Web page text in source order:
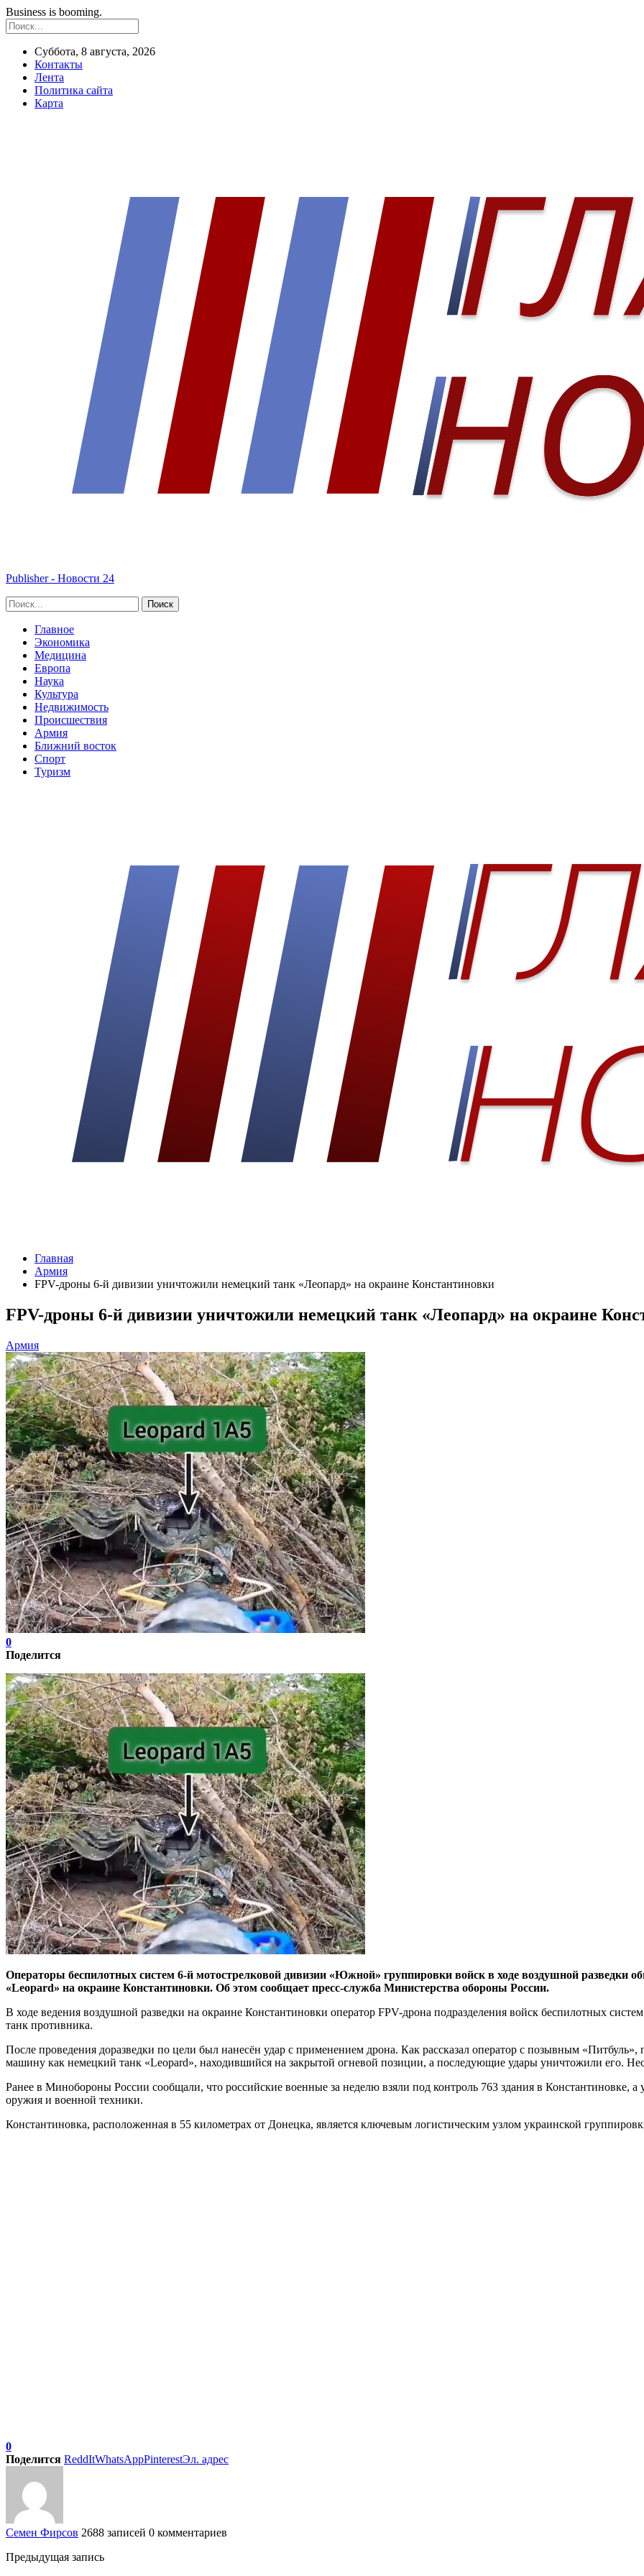
Business is booming.
Суббота, 8 августа, 2026
Контакты
Лента
Политика сайта
Карта
Publisher - Новости 24
Главное
Экономика
Медицина
Европа
Наука
Культура
Недвижимость
Происшествия
Армия
Ближний восток
Спорт
Туризм
Главная
Армия
FPV-дроны 6-й дивизии уничтожили немецкий танк «Леопард» на окраине Константиновки
FPV-дроны 6-й дивизии уничтожили немецкий танк «Леопард» на окраине
Армия
0
Поделится
Операторы беспилотных систем 6-й мотострелковой дивизии «Южной» группировки войск в ходе воздушной
«Leopard» на окраине Константиновки. Об этом сообщает пресс-служба Министерства обороны России.
В ходе ведения воздушной разведки на окраине Константиновки оператор FPV-дрона подразделения войск беспилотных
танк противника.
После проведения доразведки по цели был нанесён удар с применением дрона. Как рассказал оператор с позывным
машину как немецкий танк «Leopard», находившийся на закрытой огневой позиции, а последующие удары уничтожили его.
Ранее в Минобороны России сообщали, что российские военные за неделю взяли под контроль 763 здания в Константиновке, а
оружия и военной техники.
Константиновка, расположенная в 55 километрах от Донецка, является ключевым логистическим узлом украинской
0
Поделится ReddItWhatsAppPinterestЭл. адрес
Семен Фирсов 2688 записей 0 комментариев
Предыдущая запись